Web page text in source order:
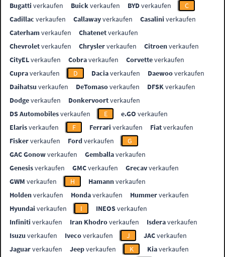
Bugatti verkaufen Buickverkaufen BYDverkaufen
C
Cadillac verkaufen Callawayverkaufen Casalini verkaufen
Caterhamverkaufen Chatenetverkaufen
Chevroletverkaufen Chryslerverkaufen Citroenverkaufen
CityELverkaufen Cobraverkaufen Corvetteverkaufen
Cupraverkaufen D Daciaverkaufen Daewooverkaufen
Daihatsu verkaufen DeTomasoverkaufen DFSKverkaufen
Dodgeverkaufen Donkervoortverkaufen
DS Automobilesverkaufen E e.GO verkaufen
Elarisverkaufen F Ferrari verkaufen Fiatverkaufen
Fiskerverkaufen Fordverkaufen
G
GAC Gonowverkaufen Gemballaverkaufen
Genesisverkaufen GMCverkaufen Grecavverkaufen
GWM verkaufen H Hamannverkaufen
Holdenverkaufen Hondaverkaufen Hummerverkaufen
Hyundai verkaufen I INEOSverkaufen
Infiniti verkaufen Iran Khodroverkaufen Isderaverkaufen
Isuzu verkaufen Ivecoverkaufen J JACverkaufen
Jaguarverkaufen Jeepverkaufen K Kiaverkaufen